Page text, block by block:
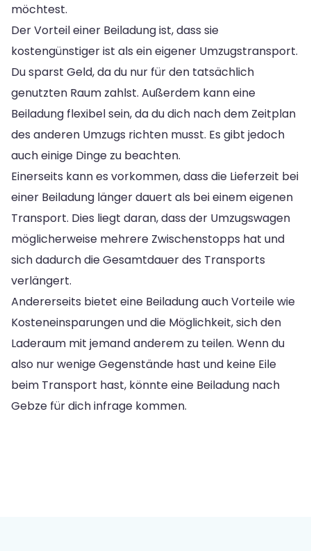
möchtest.
Der Vorteil einer Beiladung ist, dass sie
kostengünstiger ist als ein eigener Umzugstransport.
Du sparst Geld, da du nur für den tatsächlich
genutzten Raum zahlst. Außerdem kann eine
Beiladung flexibel sein, da du dich nach dem Zeitplan
des anderen Umzugs richten musst. Es gibt jedoch
auch einige Dinge zu beachten.
Einerseits kann es vorkommen, dass die Lieferzeit bei
einer Beiladung länger dauert als bei einem eigenen
Transport. Dies liegt daran, dass der Umzugswagen
möglicherweise mehrere Zwischenstopps hat und
sich dadurch die Gesamtdauer des Transports
verlängert.
Andererseits bietet eine Beiladung auch Vorteile wie
Kosteneinsparungen und die Möglichkeit, sich den
Laderaum mit jemand anderem zu teilen. Wenn du
also nur wenige Gegenstände hast und keine Eile
beim Transport hast, könnte eine Beiladung nach
Gebze für dich infrage kommen.